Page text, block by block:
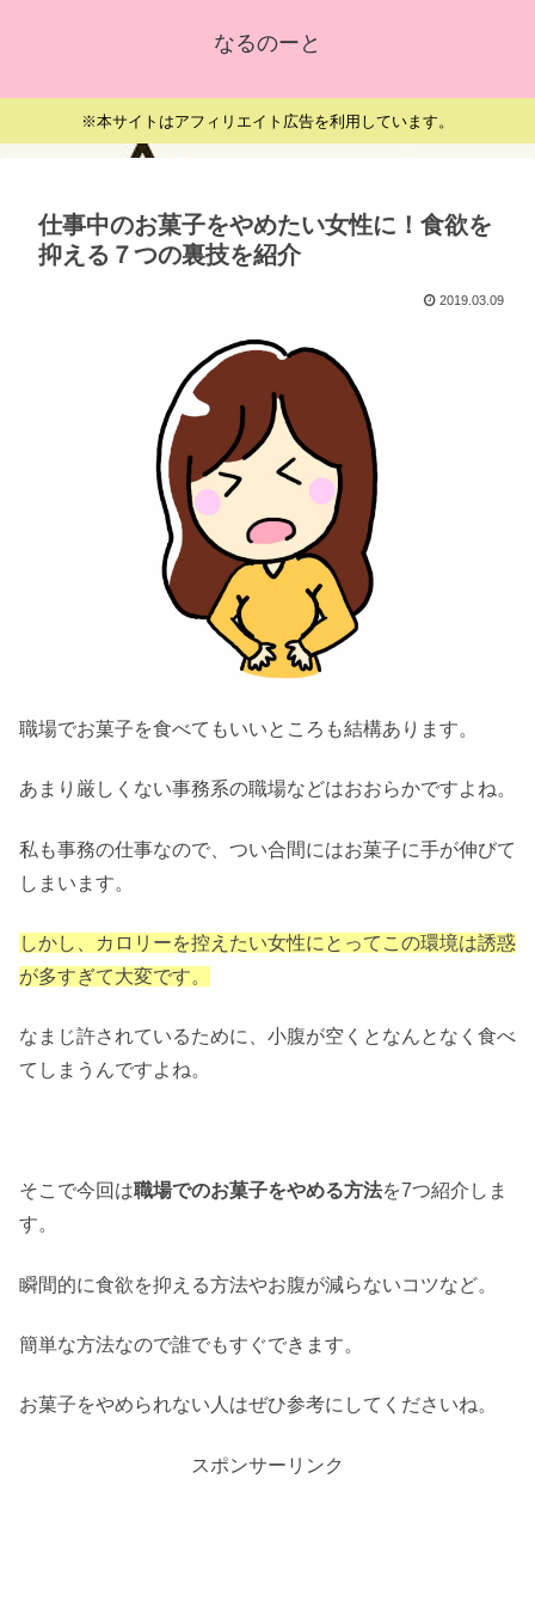
なるのーと
※本サイトはアフィリエイト広告を利用しています。
仕事中のお菓子をやめたい女性に！食欲を
抑える７つの裏技を紹介
2019.03.09
職場でお菓子を食べてもいいところも結構あります。
あまり厳しくない事務系の職場などはおおらかですよね。
私も事務の仕事なので、つい合間にはお菓子に手が伸びて
しまいます。
しかし、カロリーを控えたい女性にとってこの環境は誘惑
が多すぎて大変です。
なまじ許されているために、小腹が空くとなんとなく食べ
てしまうんですよね。
そこで今回は職場でのお菓子をやめる方法を7つ紹介しま
す。
瞬間的に食欲を抑える方法やお腹が減らないコツなど。
簡単な方法なので誰でもすぐできます。
お菓子をやめられない人はぜひ参考にしてくださいね。
スポンサーリンク